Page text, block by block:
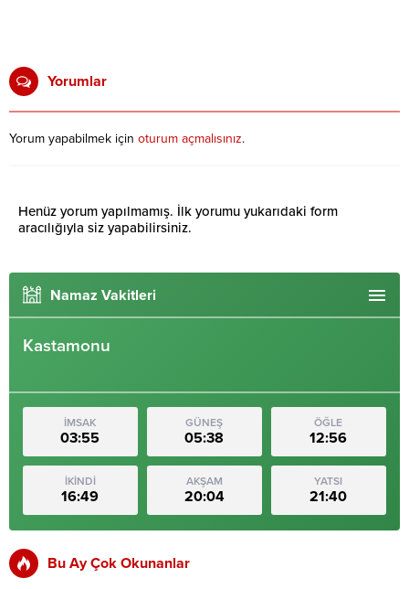
Yorumlar
Yorum yapabilmek için oturum açmalısınız.
Henüz yorum yapılmamış. İlk yorumu yukarıdaki form
aracılığıyla siz yapabilirsiniz.
Namaz Vakitleri
Kastamonu
İMSAK
03:55
GÜNEŞ
05:38
ÖĞLE
12:56
İKİNDİ
16:49
AKŞAM
20:04
YATSI
21:40
Bu Ay Çok Okunanlar